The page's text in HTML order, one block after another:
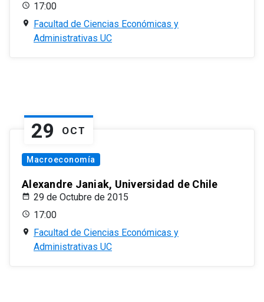
17:00
Facultad de Ciencias Económicas y
Administrativas UC
29 OCT
Macroeconomía
Alexandre Janiak, Universidad de Chile
29 de Octubre de 2015
17:00
Facultad de Ciencias Económicas y
Administrativas UC